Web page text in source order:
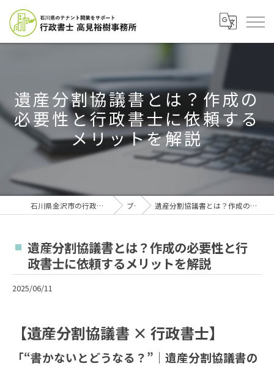
遺産分割協議書とは？作成の
必要性と行政書士に依頼する
メリットを解説
石川県金沢市の行政書士なら行政書士高見裕樹事務所 ブログ 遺産分割協議書とは？作成の必要性と行政書士に依頼するメリットを解説
遺産分割協議書とは？作成の必要性と行
政書士に依頼するメリットを解説
2025/06/11
【遺産分割協議書 × 行政書士】
「“書かないとどうなる？”｜遺産分割協議書の